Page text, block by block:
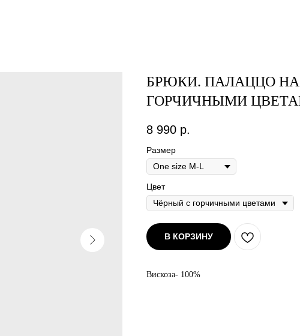
БРЮКИ. ПАЛАЦЦО НА
ГОРЧИЧНЫМИ
8 990 р.
Размер
Цвет
В КОРЗИНУ
Вискоза- 100%